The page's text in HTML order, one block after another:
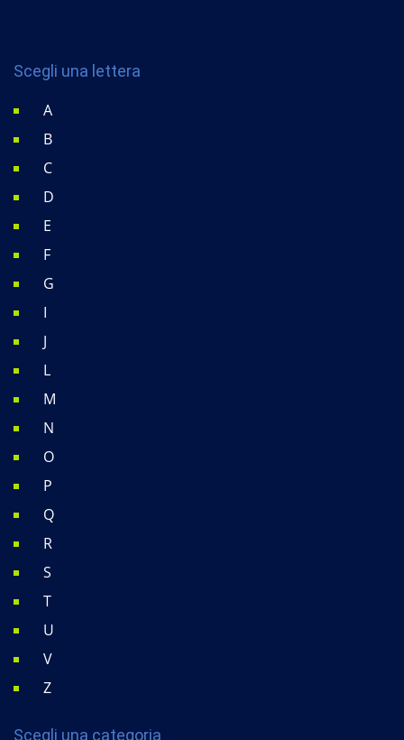
Scegli una lettera
A
B
C
D
E
F
G
I
J
L
M
N
O
P
Q
R
S
T
U
V
Z
Scegli una categoria